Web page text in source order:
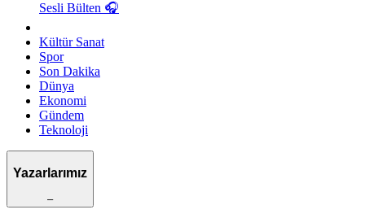
Sesli Bülten 🎧
Kültür Sanat
Spor
Son Dakika
Dünya
Ekonomi
Gündem
Teknoloji
Yazarlarımız
–